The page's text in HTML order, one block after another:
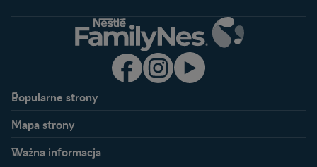
Popularne strony​
Kontakt
FAQ
Mapa strony​
Plamienie implantacyjne –
Ważna informacja